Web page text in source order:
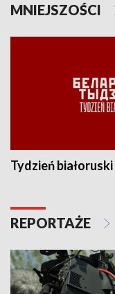
MNIEJSZOŚCI
Tydzień białoruski
REPORTAŻE